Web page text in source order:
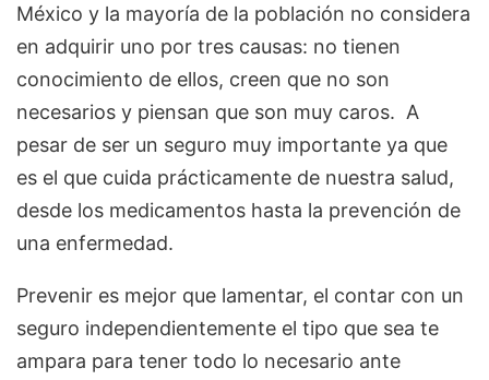
México y la mayoría de la población no considera
en adquirir uno por tres causas: no tienen
conocimiento de ellos, creen que no son
necesarios y piensan que son muy caros. A
pesar de ser un seguro muy importante ya que
es el que cuida prácticamente de nuestra salud,
desde los medicamentos hasta la prevención de
una enfermedad.
Prevenir es mejor que lamentar, el contar con un
seguro independientemente el tipo que sea te
ampara para tener todo lo necesario ante